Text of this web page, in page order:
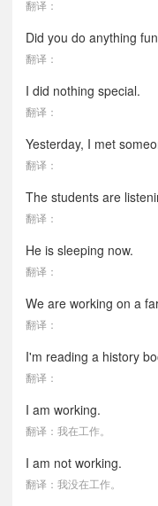
翻译：
Did you do anything
翻译：
I did nothing special.
翻译：
Yesterday, I met
翻译：
The students are
翻译：
He is sleeping now.
翻译：
We are working on a
翻译：
I'm reading a history
翻译：
I am working.
翻译：我在工作。
I am not working.
翻译：我没在工作。